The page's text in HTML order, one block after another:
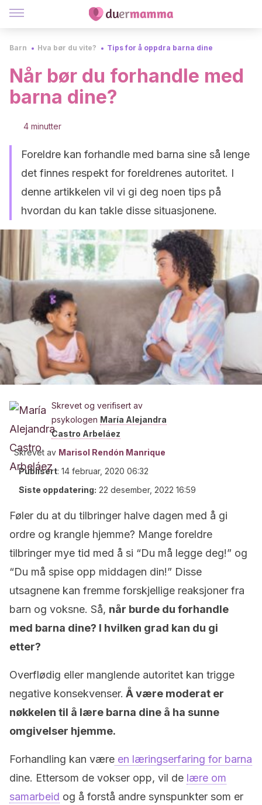
Barn Hva bør du vite? Tips for å oppdra barna dine
Når bør du forhandle med
barna dine?
4 minutter
Foreldre kan forhandle med barna sine så lenge
det finnes respekt for foreldrenes autoritet. I
denne artikkelen vil vi gi deg noen tips på
hvordan du kan takle disse situasjonene.
Skrevet og verifisert av
psykologen María Alejandra
Castro Arbeláez
Skrevet av Marisol Rendón Manrique
Publisert: 14 februar, 2020 06:32
Siste oppdatering: 22 desember, 2022 16:59
Føler du at du tilbringer halve dagen med å gi
ordre og krangle hjemme? Mange foreldre
tilbringer mye tid med å si “Du må legge deg!” og
“Du må spise opp middagen din!” Disse
utsagnene kan fremme forskjellige reaksjoner fra
barn og voksne. Så, når burde du forhandle
med barna dine? I hvilken grad kan du gi
etter?
Overflødig eller manglende autoritet kan trigge
negative konsekvenser. Å være moderat er
nøkkelen til å lære barna dine å ha sunne
omgivelser hjemme.
Forhandling kan være en læringserfaring for barna
dine. Ettersom de vokser opp, vil de lære om
samarbeid og å forstå andre synspunkter som er